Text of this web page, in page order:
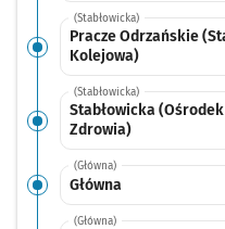
(Stabłowicka)
Pracze Odrzańskie
Kolejowa)
(Stabłowicka)
Stabłowicka (Ośrodek
Zdrowia)
(Główna)
Główna
(Główna)